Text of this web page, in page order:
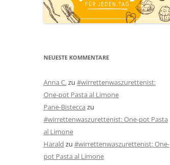
NEUESTE KOMMENTARE
Anna C.zu #wirrettenwaszurettenist:
One-pot Pasta al Limone
Pane-Bistecca zu
#wirrettenwaszurettenist: One-pot Pasta
al Limone
Harald zu #wirrettenwaszurettenist: One-
pot Pasta al Limone